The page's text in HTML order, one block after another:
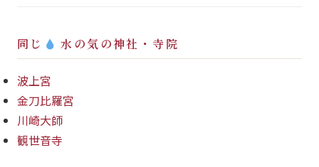
同じ 水の気の神社・寺院
波上宮
金刀比羅宮
川崎大師
観世音寺